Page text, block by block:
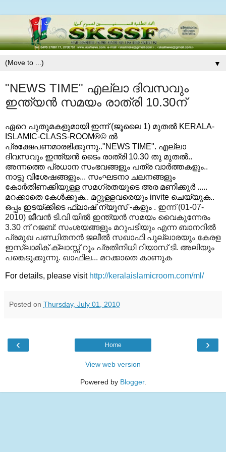
▼
"NEWS TIME" എല്ലാ ദിവസവും
ഇന്ത്യന്‍ സമയം രാത്രി 10.30ന്
ഏറെ പുതുമകളുമായി ഇന്ന് (ജൂലൈ 1) മുതല്‍ KERALA-
ISLAMIC-CLASS-ROOM®© ല്‍
പ്രക്ഷേപണമാരഭിക്കുന്നു.."NEWS TIME". എല്ലാ
ദിവസവും ഇന്ത്യന്‍ ടൈം രാത്രി 10.30 തു മുതല്‍..
അന്നത്തെ പ്രധാന സംഭവങ്ങളും പത്ര വാര്‍ത്തകളും..
നാട്ടു വിശേഷങ്ങളും... സംഘടനാ ചലനങ്ങളും
കോര്‍തിണക്കിയുള്ള സമഗ്രതയുടെ അര മണിക്കൂര്‍ .....
മറക്കാതെ കേള്‍ക്കുക.. മറ്റുള്ളവരെയും invite ചെയ്യുക..
ഒപ്പം ഇടയ്ക്കിടെ ഫ്ലാഷ് ന്യൂസ്‌ -കളും . ഇന്ന് (01-07-
2010) ജീവന്‍ ടി.വി യില്‍ ഇന്ത്യന്‍ സമയം വൈകുന്നേരം
3.30 ന്‌ റജബ്‌: സംശയങ്ങളും മറുപടിയും എന്ന ബാനറില്‍
പ്രമുഖ പണ്ഡിതനന്‍ ജലീല്‍ സഖാഫി പുല്ലാരയും കേരള
ഇസ്‌ലാമിക്‌ ക്ലാസ്സ്‌ റൂം പ്രതിനിധി റിയാസ്‌ ടി. അലിയും
പങ്കെടുക്കുന്നു. ഖാഫില... മറക്കാതെ കാണുക
For details, please visit http://keralaislamicroom.com/ml/
Posted on Thursday, July 01, 2010
‹ ›
Home
View web version
Powered by Blogger.